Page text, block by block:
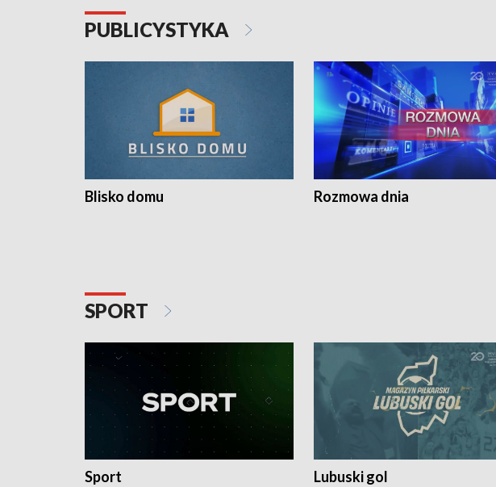
PUBLICYSTYKA
Blisko domu Rozmowa dnia
SPORT
Sport Lubuski gol